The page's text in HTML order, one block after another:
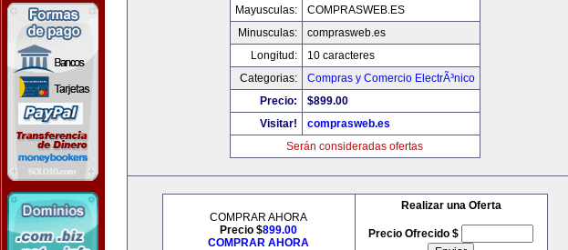
Mayusculas:
COMPRASWEB.ES
Minusculas:
comprasweb.es
Longitud:
10 caracteres
Categorias:
Compras y Comercio ElectrÃ³nico
Precio:
$899.00
Visitar!
comprasweb.es
Serán consideradas ofertas
COMPRAR AHORA
Precio $899.00
COMPRAR AHORA
Realizar una Oferta
Precio Ofrecido $